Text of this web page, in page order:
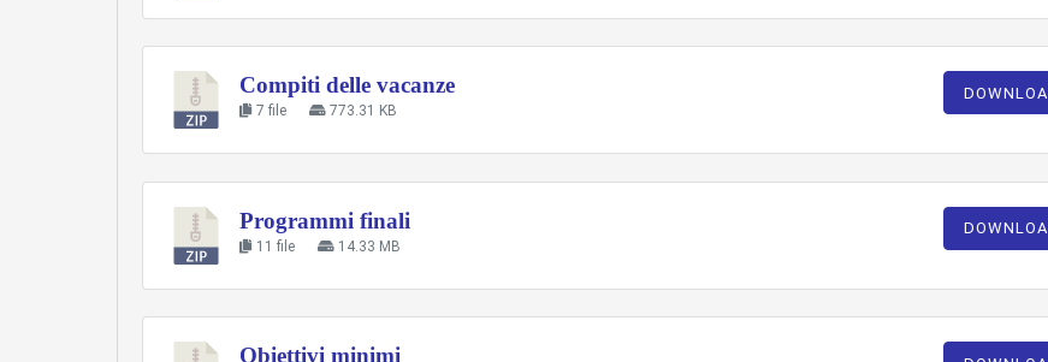
Compiti delle vacanze
7 file 773.31 KB
Programmi finali
11 file 14.33 MB
Obiettivi minimi